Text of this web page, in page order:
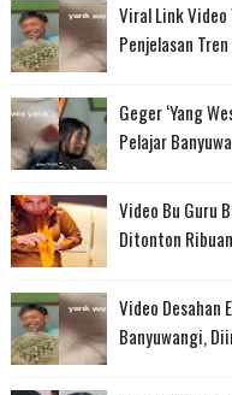
Viral Link Video
Penjelasan
Geger ‘Yang
Pelajar
Video Bu Guru
Ditonton
Video Desahan
Banyuwangi,